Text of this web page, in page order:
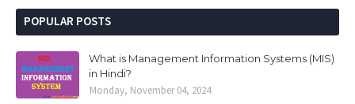
POPULAR POSTS
What is Management Information Systems (MIS)
in Hindi?
Monday, November 04, 2024